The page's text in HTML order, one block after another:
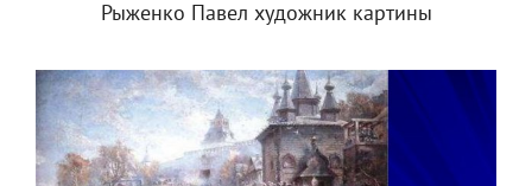
Рыженко Павел художник картины